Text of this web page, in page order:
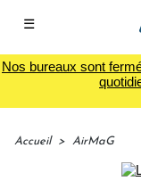
☰
Nos bureaux sont
Accueil > AirMaG